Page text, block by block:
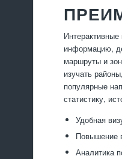
информацию,
маршруты и
изучать
популярные
статистику,
Удобная
Повышение
Аналитика